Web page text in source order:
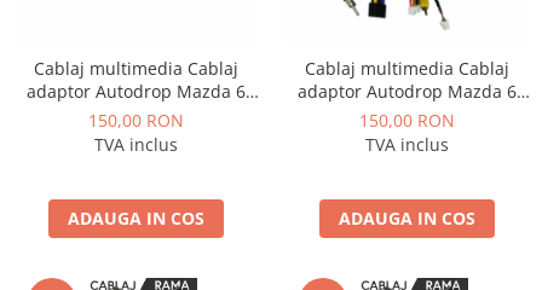
Cablaj multimedia Cablaj
adaptor Autodrop Mazda 6
(2008-2013) pentru Navigații
multimedia Android
150,00 RON
TVA inclus
ADAUGA IN COS
Cablaj multimedia Cablaj
adaptor Autodrop Mazda 6
(2013-2015) pentru Navigații
multimedia Android
150,00 RON
TVA inclus
ADAUGA IN COS